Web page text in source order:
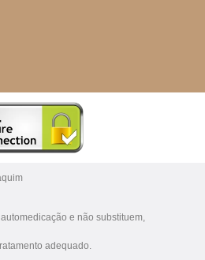
e não substituem,
adequado.